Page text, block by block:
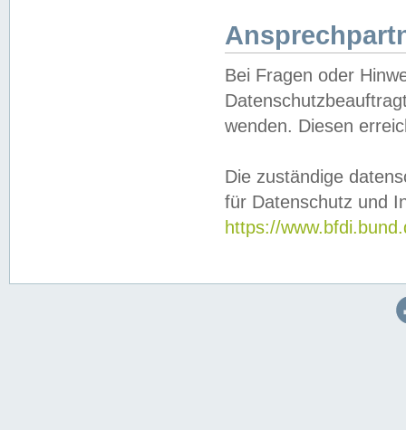
Bei Fragen oder
wenden. Diesen
Die zuständige
für Datenschutz und
https://